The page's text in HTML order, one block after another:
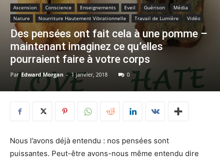
Ascension Conscience Enseignements Eveil Guérison
Média
Nature
Nourriture Hautement Vibrationnelle Travail de Lumière Vidéo
Des pensées ont fait cela à une pomme –
maintenant imaginez ce qu’elles
pourraient faire à votre corps
Par Edward Morgan - 1 janvier, 2018 0
Nous l’avons déjà entendu : nos pensées sont
puissantes. Peut-être avons-nous même entendu dire